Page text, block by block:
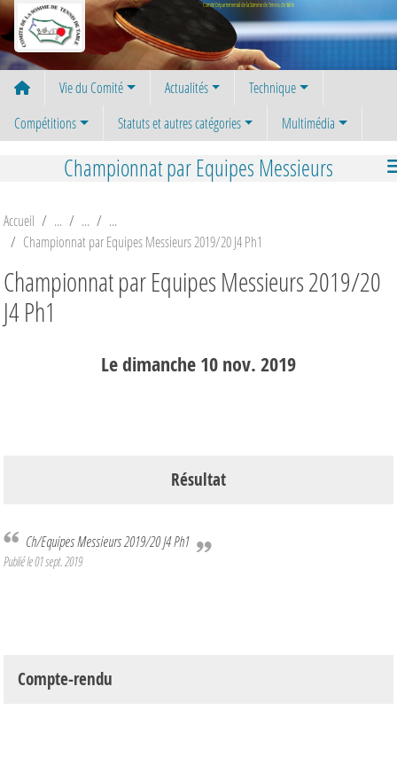
Comité Départemental de la Somme de Tennis de Table
Vie du Comité Actualités
Technique
Compétitions
Statuts et autres catégories Multimédia
Championnat par Equipes Messieurs
Accueil
Championnat par Equipes Messieurs 2019/20 J4 Ph1
Championnat par Equipes Messieurs 2019/20
J4 Ph1
Ledimanche10nov.2019
Résultat
Ch/Equipes Messieurs 2019/20 J4 Ph1
Publié le01 sept. 2019
Compte-rendu
Panneau de gestion des cookies